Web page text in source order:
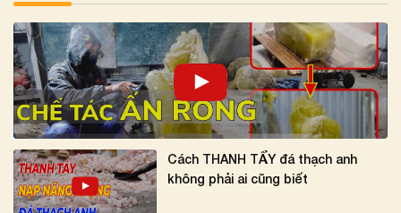
Cách THANH TẨY đá thạch anh
không phải ai cũng biết